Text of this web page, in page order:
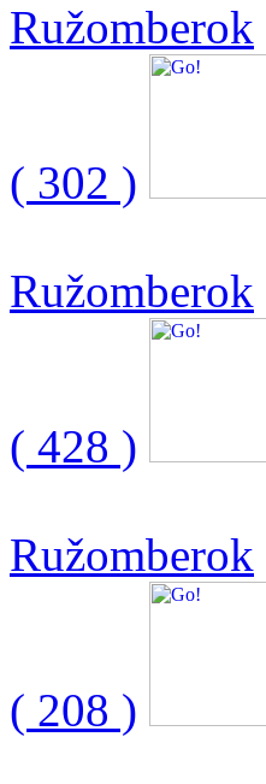
Ružomberok
( 302 )
Ružomberok
( 428 )
Ružomberok
( 208 )